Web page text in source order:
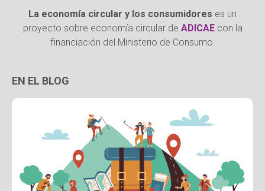
La economía circular y los consumidores es un
proyecto sobre economía circular de ADICAEcon la
financiación del Ministerio de Consumo.
EN EL BLOG